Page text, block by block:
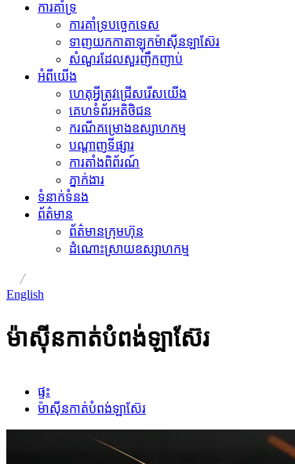
ការគាំទ្រ
ការគាំទ្របច្ចេកទេស
ទាញយកកាតាឡុកម៉ាស៊ីនឡាស៊ែរ
សំណួរដែលសួរញឹកញាប់
អំពីយើង
ហេតុអ្វីត្រូវជ្រើសរើសយើង
គេហទំព័រអតិថិជន
ករណីគម្រោងឧស្សាហកម្ម
បណ្តាញទីផ្សារ
ការតាំងពិព័រណ៍
ភ្នាក់ងារ
ទំនាក់ទំនង
ព័ត៌មាន
ព័ត៌មានក្រុមហ៊ុន
ដំណោះស្រាយឧស្សាហកម្ម
/
English
ម៉ាស៊ីនកាត់បំពង់ឡាស៊ែរ
ផ្ទះ
ម៉ាស៊ីនកាត់បំពង់ឡាស៊ែរ